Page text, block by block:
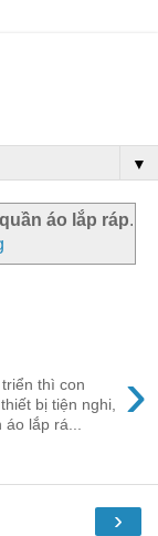
▼
áo lắp ráp.
›
thì con
bị tiện nghi,
lắp rá...
›